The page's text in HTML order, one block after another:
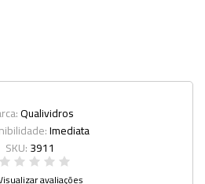
Qualividros
Imediata
SKU:3911
avaliações